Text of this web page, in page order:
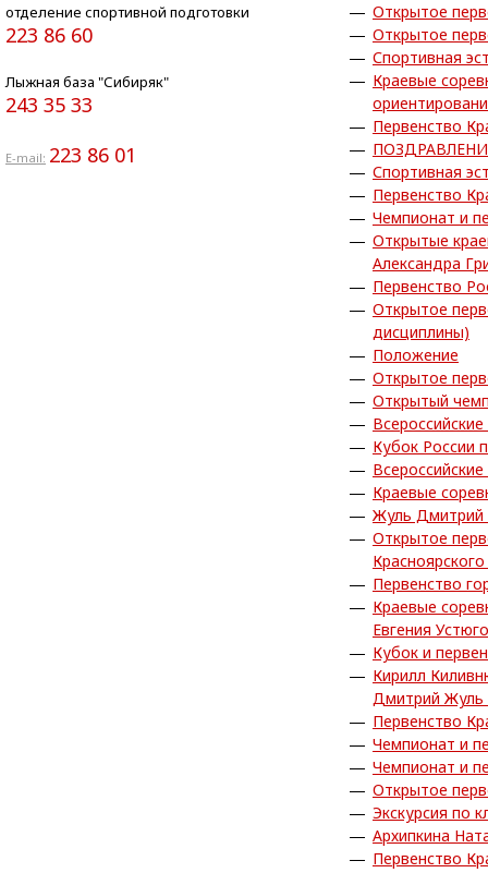
отделение спортивной подготовки
223 86 60
Лыжная база "Сибиряк"
243 35 33
E-mail: 223 86 01
Открытое
Открытое
Спортивная
Краевые
Первенство
Спортивная
Первенство
Чемпионат и
Открытые
Александра
Первенство
Открытое
дисциплины)
Положение
Открытое
Открытый
Кубок России
Краевые
Жуль Дмитрий
Открытое
Первенство
Краевые
Евгения
Кубок и
Кирилл
Дмитрий Жуль
Первенство
Чемпионат и
Чемпионат и
Открытое
Экскурсия по
Архипкина
Первенство